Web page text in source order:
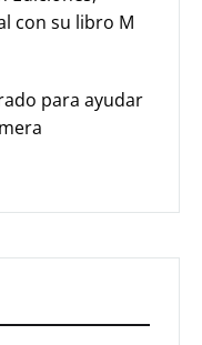
con su libro M
para ayudar